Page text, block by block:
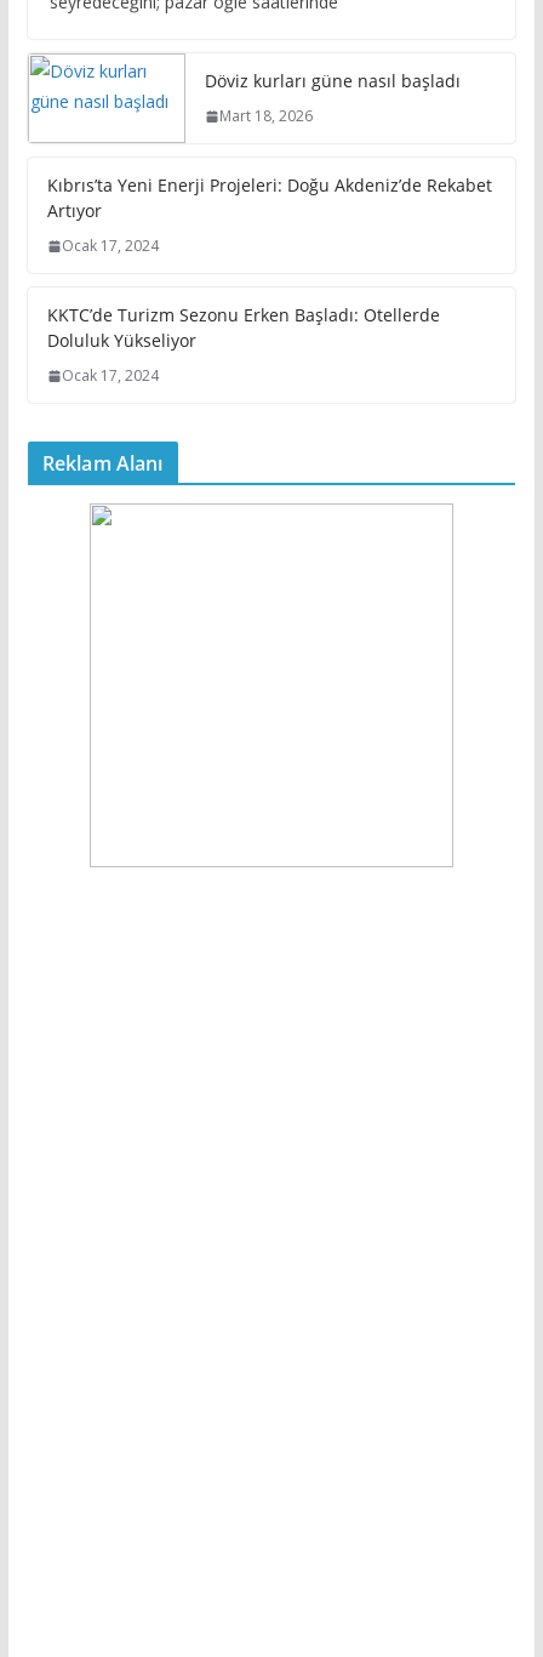
Döviz kurları güne nasıl başladı
Mart 18, 2026
Kıbrıs’ta Yeni Enerji Projeleri: Doğu Akdeniz’de Rekabet
Artıyor
Ocak 17, 2024
KKTC’de Turizm Sezonu Erken Başladı: Otellerde
Doluluk Yükseliyor
Ocak 17, 2024
Reklam Alanı